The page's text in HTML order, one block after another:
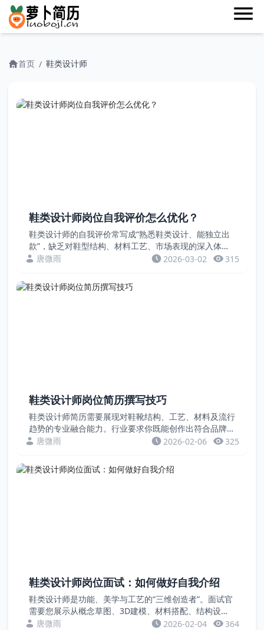
首页 / 鞋类设计师
鞋类设计师岗位自我评价怎么优化？
鞋类设计师的自我评价常写成“熟悉鞋类设计、能独立出
款”，缺乏对鞋型结构、材料工艺、市场表现的深入体
现。企业需要的是既懂创意又懂制鞋技术的复合型人才。
设...
唐微雨 2026-03-02 315
鞋类设计师岗位简历撰写技巧
鞋类设计师简历需要展现对鞋靴结构、工艺、材料及流行
趋势的专业融合能力。行业要求你既能创作出符合品牌调
性的时尚外观，又能深刻理解楦型、底台、制鞋工艺，确
线...
唐微雨 2026-02-06 325
鞋类设计师岗位面试：如何做好自我介绍
鞋类设计师是功能、美学与工艺的“三维创造者”。面试官
需要您展示从概念草图、3D建模、材料搭配、结构设计
到样品跟进的完整能力，以及对鞋楦、制鞋工艺和流行趋
唐微雨 2026-02-04 364